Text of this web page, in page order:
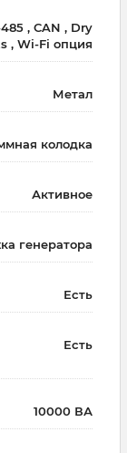
485 , CAN , Dry
, Wi-Fi опция
Метал
колодка
Активное
генератора
Есть
Есть
10000 ВА